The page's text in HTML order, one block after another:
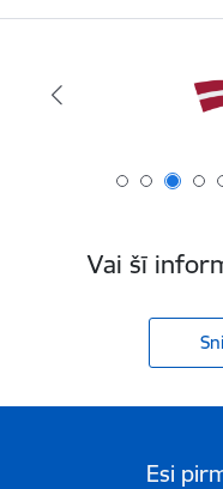
Vai šī
Esi